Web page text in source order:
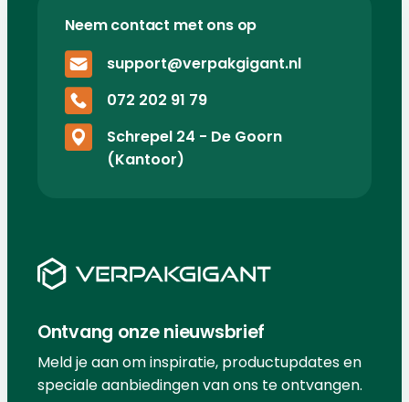
Neem contact met ons op
support@verpakgigant.nl
072 202 91 79
Schrepel 24 - De Goorn
(Kantoor)
Ontvang onze nieuwsbrief
Meld je aan om inspiratie, productupdates en
speciale aanbiedingen van ons te ontvangen.